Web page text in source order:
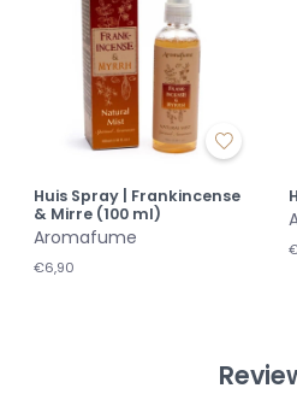
Huis Spray | Frankincense
& Mirre (100 ml)
Aromafume
€6,90